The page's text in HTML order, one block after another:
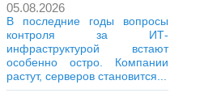
05.08.2026
В последние годы вопросы
контроля за ИТ-
инфраструктурой встают
особенно остро. Компании
растут, серверов становится...